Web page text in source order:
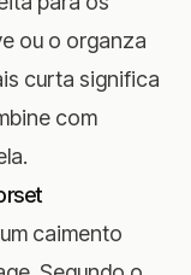
ou o organza
curta significa
com
caimento